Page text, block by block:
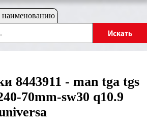
8443911 - man tga tgs
70mm-sw30 q10.9